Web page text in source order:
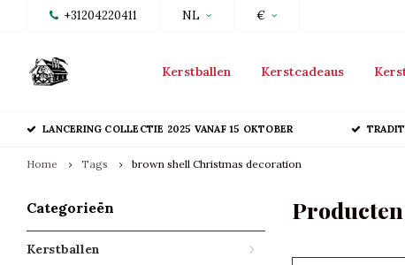
+31204220411 NL €
Kerstballen Kerstcadeaus
LANCERING COLLECTIE 2025 VANAF 15 OKTOBER
Home Tags brown shell Christmas decoration
Categorieën
Kerstballen